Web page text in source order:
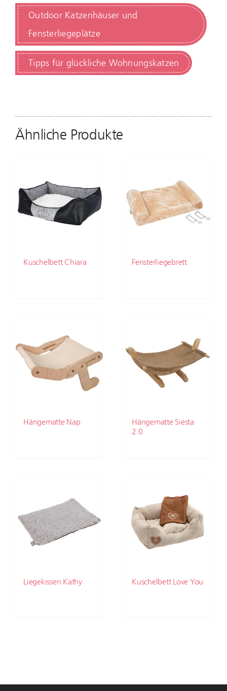
Outdoor Katzenhäuser und
Fensterliegeplätze
Tipps für glückliche Wohnungskatzen
Ähnliche Produkte
Kuschelbett Chiara Fensterliegebrett
Hängematte Nap
Hängematte Siesta
2.0
Liegekissen Kathy Kuschelbett Love You